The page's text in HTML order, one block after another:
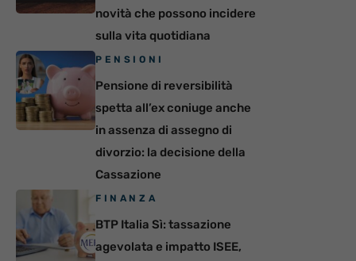
novità che possono incidere
sulla vita quotidiana
PENSIONI
Pensione di reversibilità
spetta all’ex coniuge anche
in assenza di assegno di
divorzio: la decisione della
Cassazione
FINANZA
BTP Italia Sì: tassazione
agevolata e impatto ISEE,